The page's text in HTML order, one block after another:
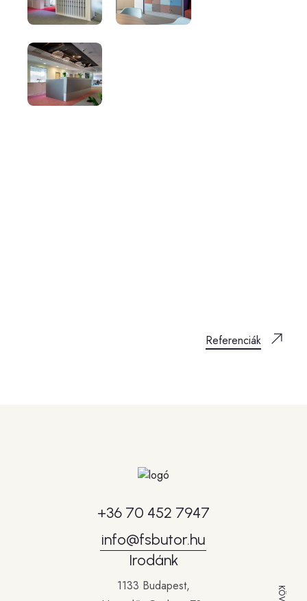
Referenciák
+36 70 452 7947
info@fsbutor.hu
Irodánk
1133 Budapest,